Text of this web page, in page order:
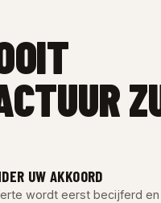
UW AKKOORD
wordt eerst becijferd